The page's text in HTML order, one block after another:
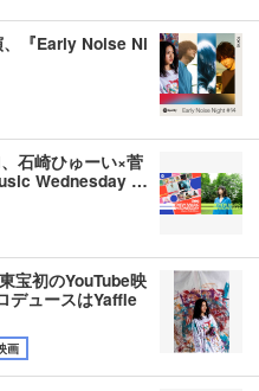
『Early Noise Ni
石崎ひゅーい×菅
Wednesday …
宝初のYouTube映
デュースはYaffle
画